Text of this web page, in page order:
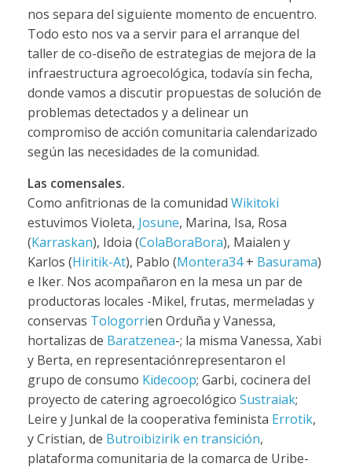
nos separa del siguiente momento de encuentro.
Todo esto nos va a servir para el arranque del
taller de co-diseño de estrategias de mejora de la
infraestructura agroecológica, todavía sin fecha,
donde vamos a discutir propuestas de solución de
problemas detectados y a delinear un
compromiso de acción comunitaria calendarizado
según las necesidades de la comunidad.
Las comensales.
Como anfitrionas de la comunidad Wikitoki
estuvimos Violeta, Josune, Marina, Isa, Rosa
(Karraskan), Idoia (ColaBoraBora), Maialen y
Karlos (Hiritik-At), Pablo (Montera34+ Basurama)
e Iker. Nos acompañaron en la mesa un par de
productoras locales -Mikel, frutas, mermeladas y
conservas Tologorrien Orduña y Vanessa,
hortalizas de Baratzenea-; la misma Vanessa, Xabi
y Berta, en representaciónrepresentaron el
grupo de consumo Kidecoop; Garbi, cocinera del
proyecto de catering agroecológico Sustraiak;
Leire y Junkal de la cooperativa feminista Errotik,
y Cristian, de Butroibizirik en transición,
plataforma comunitaria de la comarca de Uribe-